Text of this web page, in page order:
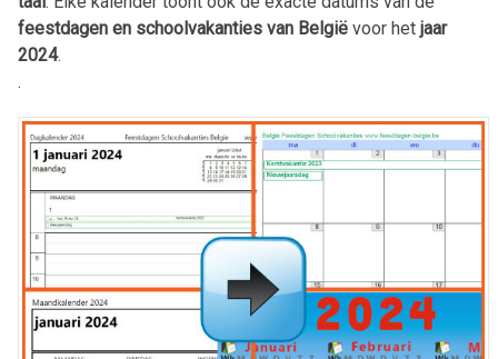
feestdagen en schoolvakanties van België voor het jaar
2024.
.